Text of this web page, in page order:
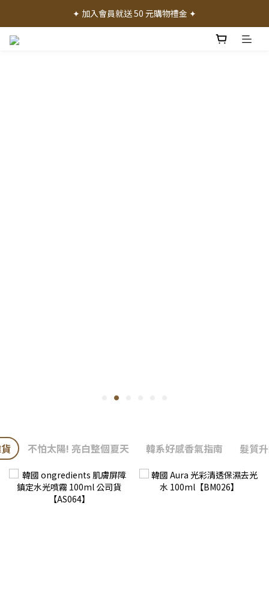
✦ 加入會員就送 50 元購物禮金 ✦
✦ 加入會員就送 50 元購物禮金 ✦
不怕太陽! 亮白整個夏天 韓系好感香氣指南 髮質